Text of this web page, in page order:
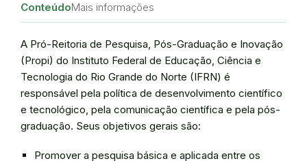
ConteúdoMais informações
A Pró-Reitoria de Pesquisa, Pós-Graduação e Inovação
(Propi) do Instituto Federal de Educação, Ciência e
Tecnologia do Rio Grande do Norte (IFRN) é
responsável pela política de desenvolvimento científico
e tecnológico, pela comunicação científica e pela pós-
graduação. Seus objetivos gerais são:
Promover a pesquisa básica e aplicada entre os